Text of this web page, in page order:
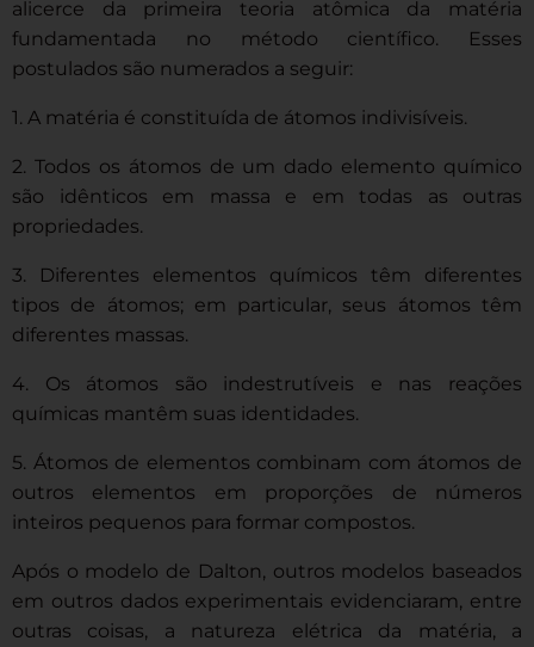
alicerce da primeira teoria atômica da matéria
fundamentada no método científico. Esses
postulados são numerados a seguir:
1. A matéria é constituída de átomos indivisíveis.
2. Todos os átomos de um dado elemento químico
são idênticos em massa e em todas as outras
propriedades.
3. Diferentes elementos químicos têm diferentes
tipos de átomos; em particular, seus átomos têm
diferentes massas.
4. Os átomos são indestrutíveis e nas reações
químicas mantêm suas identidades.
5. Átomos de elementos combinam com átomos de
outros elementos em proporções de números
inteiros pequenos para formar compostos.
Após o modelo de Dalton, outros modelos baseados
em outros dados experimentais evidenciaram, entre
outras coisas, a natureza elétrica da matéria, a